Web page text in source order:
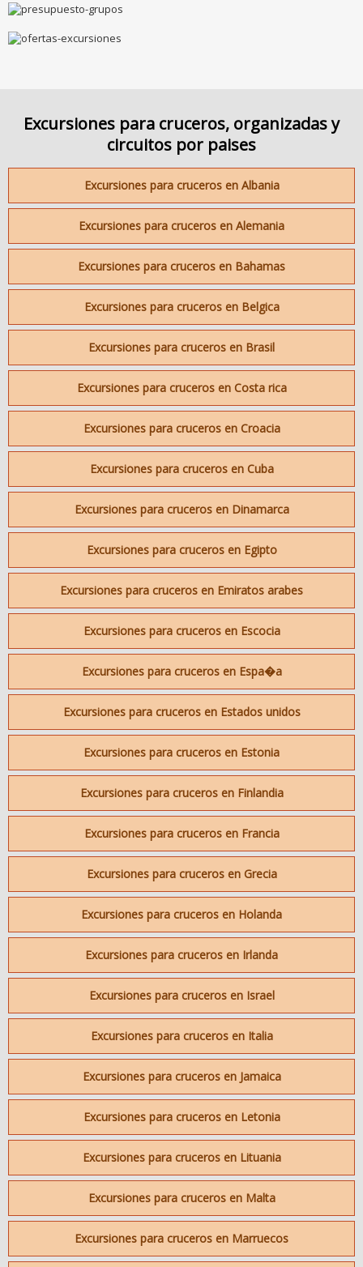
Excursiones para cruceros, organizadas y
circuitos por paises
Excursiones para cruceros en Albania
Excursiones para cruceros en Alemania
Excursiones para cruceros en Bahamas
Excursiones para cruceros en Belgica
Excursiones para cruceros en Brasil
Excursiones para cruceros en Costa rica
Excursiones para cruceros en Croacia
Excursiones para cruceros en Cuba
Excursiones para cruceros en Dinamarca
Excursiones para cruceros en Egipto
Excursiones para cruceros en Emiratos arabes
Excursiones para cruceros en Escocia
Excursiones para cruceros en Espa�a
Excursiones para cruceros en Estados unidos
Excursiones para cruceros en Estonia
Excursiones para cruceros en Finlandia
Excursiones para cruceros en Francia
Excursiones para cruceros en Grecia
Excursiones para cruceros en Holanda
Excursiones para cruceros en Irlanda
Excursiones para cruceros en Israel
Excursiones para cruceros en Italia
Excursiones para cruceros en Jamaica
Excursiones para cruceros en Letonia
Excursiones para cruceros en Lituania
Excursiones para cruceros en Malta
Excursiones para cruceros en Marruecos